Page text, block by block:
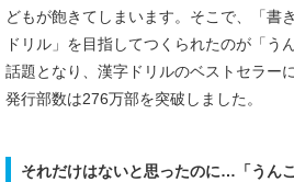
どもが飽きてしまいます。そこで、「書
ドリル」を目指してつくられたのが「う
話題となり、漢字ドリルのベストセラー
発行部数は276万部を突破しました。
それだけはないと思ったのに…「うん